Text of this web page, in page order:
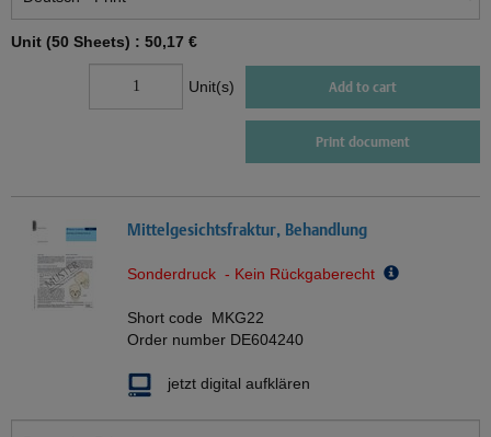
Unit (50 Sheets) : 50,17 €
Unit(s) Add to cart
Print document
Mittelgesichtsfraktur, Behandlung
Sonderdruck - Kein Rückgaberecht
Short code MKG22
Order number DE604240
jetzt digital aufklären